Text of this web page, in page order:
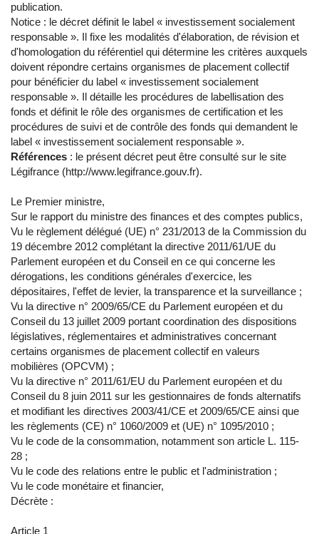
publication.
Notice : le décret définit le label « investissement socialement
responsable ». Il fixe les modalités d'élaboration, de révision et
d'homologation du référentiel qui détermine les critères auxquels
doivent répondre certains organismes de placement collectif
pour bénéficier du label « investissement socialement
responsable ». Il détaille les procédures de labellisation des
fonds et définit le rôle des organismes de certification et les
procédures de suivi et de contrôle des fonds qui demandent le
label « investissement socialement responsable ».
Références : le présent décret peut être consulté sur le site
Légifrance (http://www.legifrance.gouv.fr).
Le Premier ministre,
Sur le rapport du ministre des finances et des comptes publics,
Vu le règlement délégué (UE) n° 231/2013 de la Commission du
19 décembre 2012 complétant la directive 2011/61/UE du
Parlement européen et du Conseil en ce qui concerne les
dérogations, les conditions générales d'exercice, les
dépositaires, l'effet de levier, la transparence et la surveillance ;
Vu la directive n° 2009/65/CE du Parlement européen et du
Conseil du 13 juillet 2009 portant coordination des dispositions
législatives, réglementaires et administratives concernant
certains organismes de placement collectif en valeurs
mobilières (OPCVM) ;
Vu la directive n° 2011/61/EU du Parlement européen et du
Conseil du 8 juin 2011 sur les gestionnaires de fonds alternatifs
et modifiant les directives 2003/41/CE et 2009/65/CE ainsi que
les règlements (CE) n° 1060/2009 et (UE) n° 1095/2010 ;
Vu le code de la consommation, notamment son article L. 115-
28 ;
Vu le code des relations entre le public et l'administration ;
Vu le code monétaire et financier,
Décrète :
Article 1